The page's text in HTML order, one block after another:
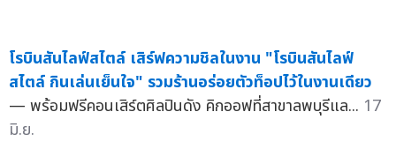
โรบินสันไลฟ์สไตล์ เสิร์ฟความชิลในงาน "โรบินสันไลฟ์
สไตล์ กินเล่นเย็นใจ" รวมร้านอร่อยตัวท็อปไว้ในงานเดียว
— พร้อมฟรีคอนเสิร์ตศิลปินดัง คิกออฟที่สาขาลพบุรีแล... 17
มิ.ย.